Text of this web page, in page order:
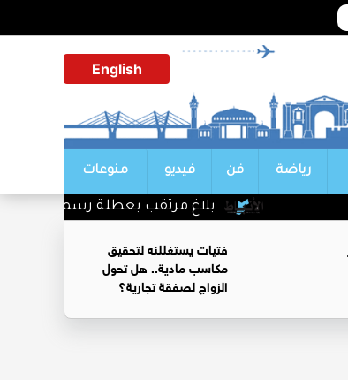
English
رياضة فن فيديو منوعات
بلاغ مرتقب بعطلة رسمية في الاردن
فتيات يستغللنه لتحقيق
مكاسب مادية.. هل تحول
الزواج لصفقة تجارية؟